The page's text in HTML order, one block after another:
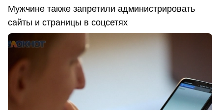
Мужчине также запретили администрировать
сайты и страницы в соцсетях